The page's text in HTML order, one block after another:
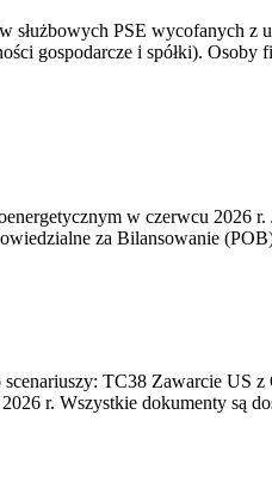
służbowych PSE
gospodarcze i spółki).
w czerwcu 2026
za Bilansowanie
TC38 Zawarcie
r. Wszystkie dokumenty są